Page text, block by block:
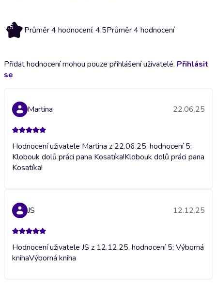
4.5 Průměr 4 hodnocení: 4.5Průměr 4 hodnocení
Přidat hodnocení mohou pouze přihlášení uživatelé. Přihlásit
se
Martina 22.06.25
Hodnocení uživatele Martina z 22.06.25, hodnocení 5;
Klobouk dolů práci pana Kosatíka!Klobouk dolů práci pana
Kosatíka!
JS 12.12.25
Hodnocení uživatele JS z 12.12.25, hodnocení 5; Výborná
knihaVýborná kniha